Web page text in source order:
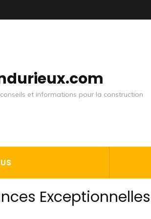
et informations pour la construction